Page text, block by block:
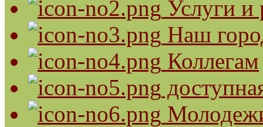
Услуги и
Наш
Коллегам